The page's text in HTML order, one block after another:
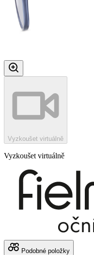
Vyzkoušet virtuálně
Vyzkoušet virtuálně
Podobné položky